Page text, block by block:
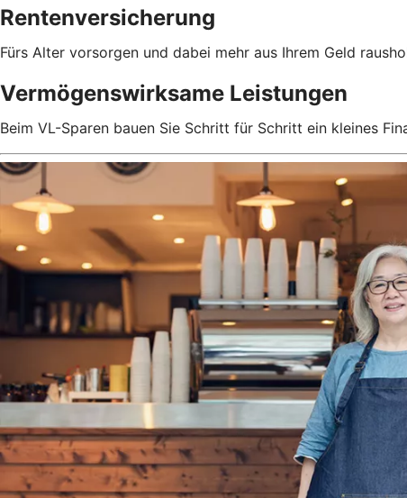
Rentenversicherung
Fürs Alter vorsorgen und dabei mehr aus Ihrem Geld
Vermögenswirksame Leistungen
Beim VL-Sparen bauen Sie Schritt für Schritt ein kleines